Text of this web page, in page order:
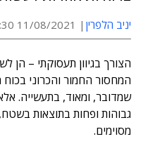
יניב הלפרין 11/08/2021 15:30
הצורך בגיוון תעסוקתי – הן
המחסור החמור והכרוני
שמדובר, ומאוד, בתעשייה.
גבוהות ופחות בתוצאות
מסוימים.